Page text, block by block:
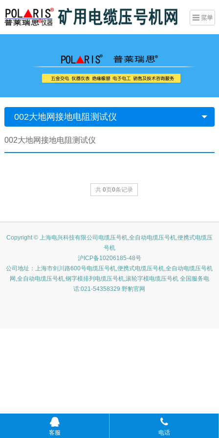
002大地网接地电阻测试仪
002大地网接地电阻测试仪
共0页0条记录
Copyright © 上海电兴科技有限公司电缆压号机,全自动电缆压号机,便携式电缆压
号机
沪ICP备10206185-48号
公司地址：上海市剑川路600号电缆压号机,便携式电缆压号机,全自动电缆压号机
网,全自动电缆压号机,钢字模排列电缆压号机,滚轮字模电缆压号机 全国服务电
话:021-54358329 野豹官网
客服 电话